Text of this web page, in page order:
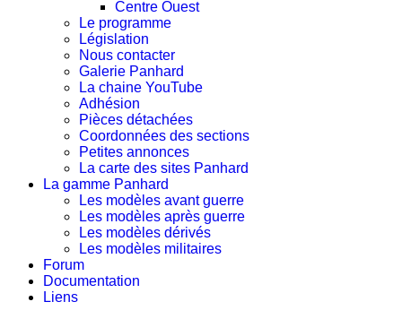
Centre Ouest
Le programme
Législation
Nous contacter
Galerie Panhard
La chaine YouTube
Adhésion
Pièces détachées
Coordonnées des sections
Petites annonces
La carte des sites Panhard
La gamme Panhard
Les modèles avant guerre
Les modèles après guerre
Les modèles dérivés
Les modèles militaires
Forum
Documentation
Liens